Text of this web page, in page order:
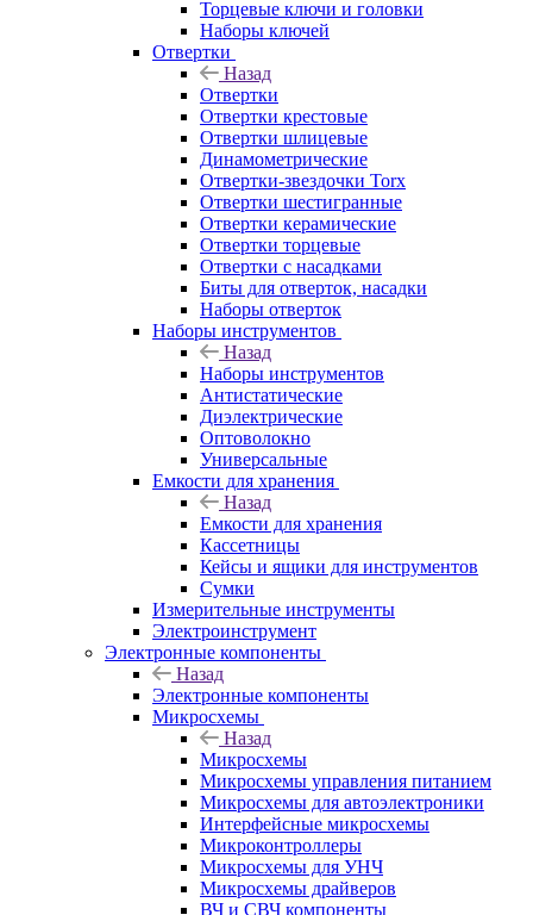
Торцевые ключи и головки
Наборы ключей
Отвертки
Назад
Отвертки
Отвертки крестовые
Отвертки шлицевые
Динамометрические
Отвертки-звездочки Torx
Отвертки шестигранные
Отвертки керамические
Отвертки торцевые
Отвертки с насадками
Биты для отверток, насадки
Наборы отверток
Наборы инструментов
Назад
Наборы инструментов
Антистатические
Диэлектрические
Оптоволокно
Универсальные
Емкости для хранения
Назад
Емкости для хранения
Кассетницы
Кейсы и ящики для инструментов
Сумки
Измерительные инструменты
Электроинструмент
Электронные компоненты
Назад
Электронные компоненты
Микросхемы
Назад
Микросхемы
Микросхемы управления питанием
Микросхемы для автоэлектроники
Интерфейсные микросхемы
Микроконтроллеры
Микросхемы для УНЧ
Микросхемы драйверов
ВЧ и СВЧ компоненты